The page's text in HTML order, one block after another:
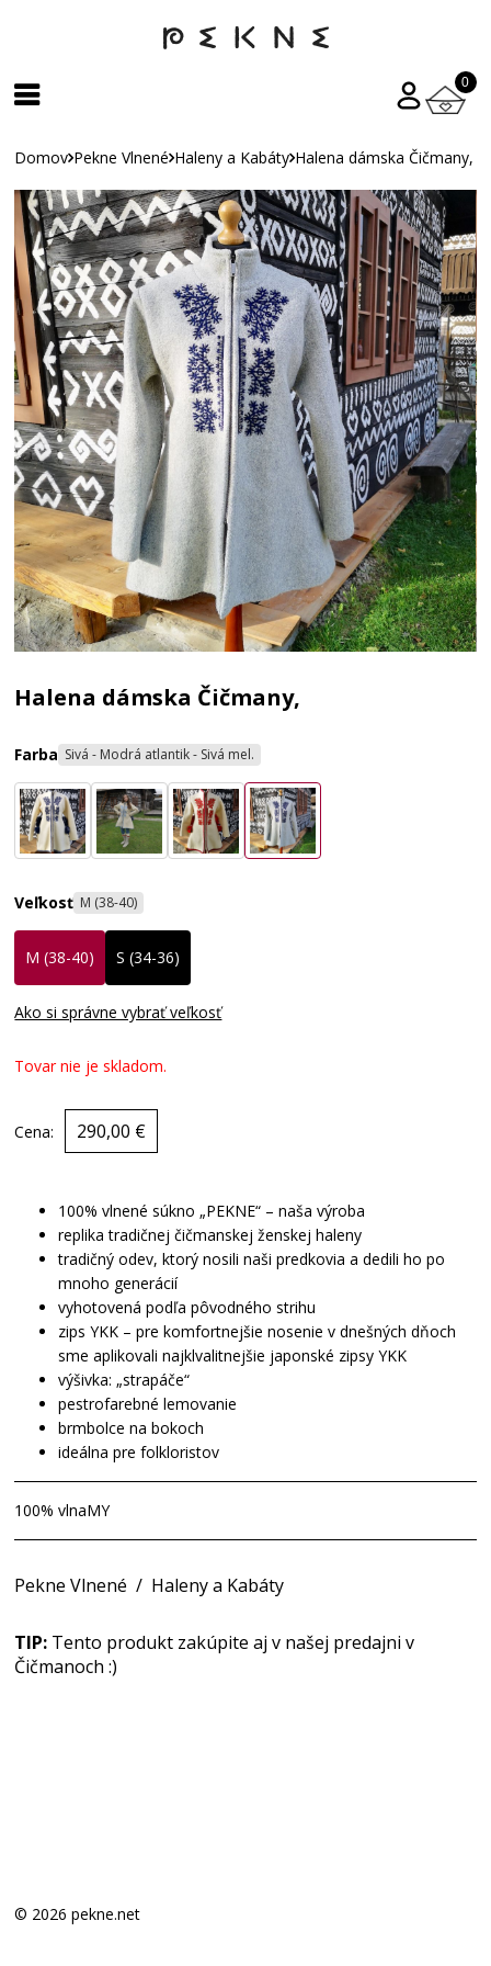
0
Domov Pekne Vlnené Haleny a Kabáty Halena dámska Čičmany,
Halena dámska Čičmany,
Farba Sivá - Modrá atlantik - Sivá mel.
Veľkosť M (38-40)
M (38-40) S (34-36)
Ako si správne vybrať veľkosť
Tovar nie je skladom.
Cena: 290,00 €
100% vlnené súkno „PEKNE“ – naša výroba
replika tradičnej čičmanskej ženskej haleny
tradičný odev, ktorý nosili naši predkovia a dedili ho po
mnoho generácií
vyhotovená podľa pôvodného strihu
zips YKK – pre komfortnejšie nosenie v dnešných dňoch
sme aplikovali najklvalitnejšie japonské zipsy YKK
výšivka: „strapáče“
pestrofarebné lemovanie
brmbolce na bokoch
ideálna pre folkloristov
100% vlnaMY
Pekne Vlnené / Haleny a Kabáty
TIP: Tento produkt zakúpite aj v našej predajni v
Čičmanoch :)
© 2026 pekne.net